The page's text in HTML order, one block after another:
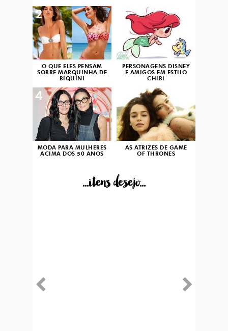
O QUE ELES PENSAM
SOBRE MARQUINHA DE
BIQUÍNI
2
PERSONAGENS DISNEY
E AMIGOS EM ESTILO
CHIBI
3
MODA PARA MULHERES
ACIMA DOS 50 ANOS
4
AS ATRIZES DE GAME
OF THRONES
...itens desejo...